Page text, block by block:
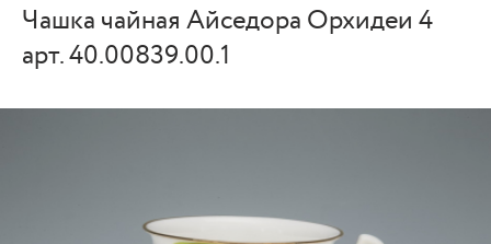
Чашка чайная Айседора Орхидеи 4
арт. 40.00839.00.1